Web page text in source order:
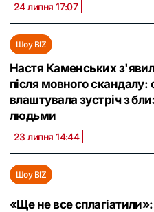
24 липня 17:07
Шоу BIZ
Настя Каменських
після мовного скандалу:
влаштувала зустріч з
людьми
23 липня 14:44
Шоу BIZ
«Ще не все сплагіатили»: